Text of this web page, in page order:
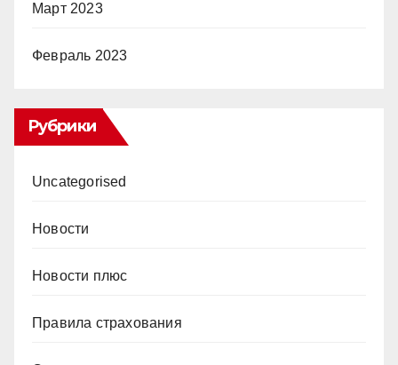
Март 2023
Февраль 2023
Рубрики
Uncategorised
Новости
Новости плюс
Правила страхования